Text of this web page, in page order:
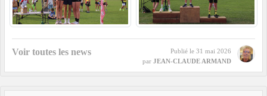
Voir toutes les news Publié le 31 mai 2026
par JEAN-CLAUDE ARMAND